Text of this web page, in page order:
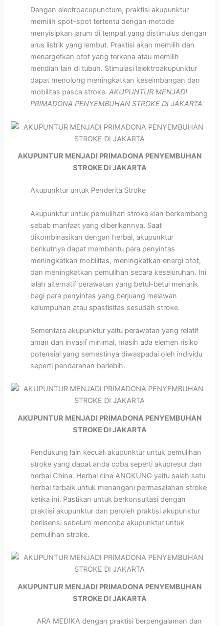
Dengan electroacupuncture, praktisi akupunktur
memilih spot-spot tertentu dengan metode
menyisipkan jarum di tempat yang distimulus dengan
arus listrik yang lembut. Praktisi akan memilih dan
menargetkan otot yang terkena atau memilih
meridian lain di tubuh. Stimulasi lelektroakupunktur
dapat menolong meningkatkan keseimbangan dan
mobilitas pasca stroke.AKUPUNTUR MENJADI
PRIMADONA PENYEMBUHAN STROKE DI JAKARTA
AKUPUNTUR MENJADI PRIMADONA PENYEMBUHAN
STROKE DI JAKARTA
Akupunktur untuk Penderita Stroke
Akupunktur untuk pemulihan stroke kian berkembang
sebab manfaat yang diberikannya. Saat
dikombinasikan dengan herbal, akupunktur
berikutnya dapat membantu para penyintas
meningkatkan mobilitas, meningkatkan energi otot,
dan meningkatkan pemulihan secara keseluruhan. Ini
ialah alternatif perawatan yang betul-betul menarik
bagi para penyintas yang berjuang melawan
kelumpuhan atau spastisitas sesudah stroke.
Sementara akupunktur yaitu perawatan yang relatif
aman dan invasif minimal, masih ada elemen risiko
potensial yang semestinya diwaspadai oleh individu
seperti pendarahan berlebih.
AKUPUNTUR MENJADI PRIMADONA PENYEMBUHAN
STROKE DI JAKARTA
Pendukung lain kecuali akupunktur untuk pemulihan
stroke yang dapat anda coba seperti akupresur dan
herbal China. Herbal cina ANGKUNG yaitu salah satu
herbal terbaik untuk menangani permasalahan stroke
ketika ini. Pastikan untuk berkonsultasi dengan
praktisi akupunktur dan peroleh praktisi akupunktur
berlisensi sebelum mencoba akupunktur untuk
pemulihan stroke.
AKUPUNTUR MENJADI PRIMADONA PENYEMBUHAN
STROKE DI JAKARTA
ARA MEDIKA dengan praktisi berpengalaman dan